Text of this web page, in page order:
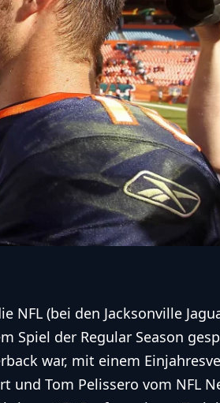
NFL (bei den Jacksonville
Spiel der Regular Season
war, mit einem
und Tom Pelissero vom NFL